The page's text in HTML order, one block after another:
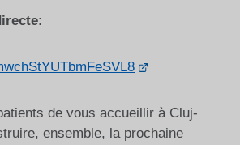
:
de vous accueillir à Cluj-
ensemble, la prochaine